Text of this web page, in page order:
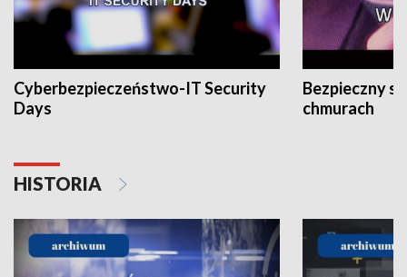
Cyberbezpieczeństwo-IT Security
Days
Bezpieczny
chmurach
HISTORIA